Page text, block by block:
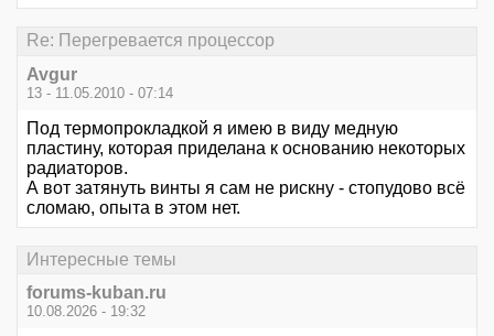
Re: Перегревается процессор
Avgur
13 - 11.05.2010 - 07:14
Под термопрокладкой я имею в виду медную
пластину, которая приделана к основанию некоторых
радиаторов.
А вот затянуть винты я сам не рискну - стопудово всё
сломаю, опыта в этом нет.
Интересные темы
forums-kuban.ru
10.08.2026 - 19:32